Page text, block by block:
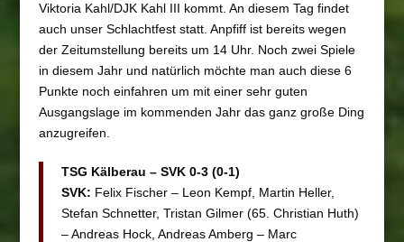
Viktoria Kahl/DJK Kahl III kommt. An diesem Tag findet
auch unser Schlachtfest statt. Anpfiff ist bereits wegen
der Zeitumstellung bereits um 14 Uhr. Noch zwei Spiele
in diesem Jahr und natürlich möchte man auch diese 6
Punkte noch einfahren um mit einer sehr guten
Ausgangslage im kommenden Jahr das ganz große Ding
anzugreifen.
TSG Kälberau – SVK 0-3 (0-1)
SVK: Felix Fischer – Leon Kempf, Martin Heller,
Stefan Schnetter, Tristan Gilmer (65. Christian Huth)
– Andreas Hock, Andreas Amberg – Marc